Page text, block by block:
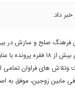
کردن فرهنگ صلح و سازش
و در تداوم فعالیتهای هسته بخشایش ماکو در این مهم، با ورود این هسته به یک اختلاف خانوادگی که
وتلاش های فراوان
مابین زوجین، موفق به